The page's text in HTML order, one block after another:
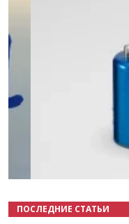
ПОСЛЕДНИЕ СТАТЬИ